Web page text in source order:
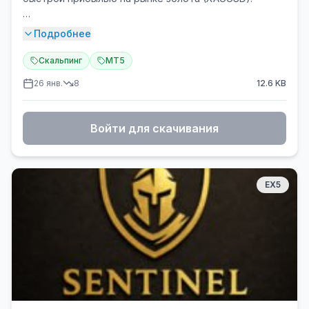
Данная стратегия требует длительной практической
проверки, благоприятные торговые результаты не
гарантированы в краткосрочной перспективе.
Трейдеры должны выбирать брокеров с
ультранизкой задержкой исполнения ордеров,
минимальным проскальзыванием и нулевым/низким
брокера приведут к катастрофическим торговым
💎 Ключевые особенности:
✅ Чрезвычайно быстрый вход в позицию и торговля
на ультракоротких циклах
✅ Анализ данных на уровне миллисекунд
✅ Интеграция стратегии пробоя, систем управления
капиталом и вероятностных моделей
✅ Оптимизирован для фаз консолидации рынка
✅ Строгие требования к качеству брокера —
подходит только для ECN и RAW spread счетов
### 🎯 Основные характеристики
- **Стратегия:** Скальпинг + мартингейл
- **Таймфреймы:** M1, M5
- **Инструмент:** XAUUSD (Золото)
- **Минимальный депозит:** $2000 (для безопасной
### ✨ Ключевые особенности
✅ **Быстрые сделки** - до 50 сделок в день
✅ **Мартингейл с ограничением** - максимум 3
✅ **Волатильный фильтр** - торговля только при
высокой активности
✅ **Автоматический BreakEven** - перенос в
безубыток после +20 пунктов
Подробнее
Скальпинг MT5
26 янв. 8 12.6 KB
Войти для скачивания
EX5